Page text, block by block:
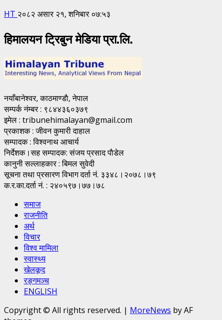
HT २०८२ असार २१, शनिबार ०७:५३
हिमालयन ट्रिबुन मेडिया प्रा.लि.
नयाँबानेश्वर, काठमाण्डाै, नेपाल
सम्पर्क नंम्बर : ९८४४३६०३७९
इमेल : tribunehimalayan@gmail.com
प्रकाशक : जीवन कुमारी दाहाल
सम्पादक : विश्वनाथ आचार्य
निर्देशक।सह सम्पादक: संजय प्रसाद पाैडेल
कानुनी सल्लाहकार : बिमल सुवेदी
सूचना तथा प्रसारण विभाग दर्ता नं. ३३४८।२०७८।७९
क.र.का.दर्ता नं. : २४०५९७।७७।७८
समाज
राजनीति
अर्थ
विचार
विश्व मामिला
स्वास्थ्य
खेलकूद
रङ्गमञ्च
ENGLISH
Copyright © All rights reserved. | MoreNews by AF